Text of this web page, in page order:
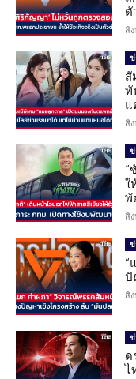
ตั
สิ
สั
ทั
แ
สิ
“
ใ
พั
สิ
“
ปั
สิ
ด
ไ